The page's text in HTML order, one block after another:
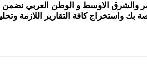
والشرق الاوسط و الوطن العربي
بك واستخراج كافة التقارير اللازمة